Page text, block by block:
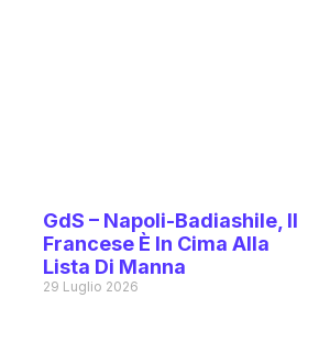
GdS – Napoli-Badiashile, Il
Francese È In Cima Alla
Lista Di Manna
29 Luglio 2026